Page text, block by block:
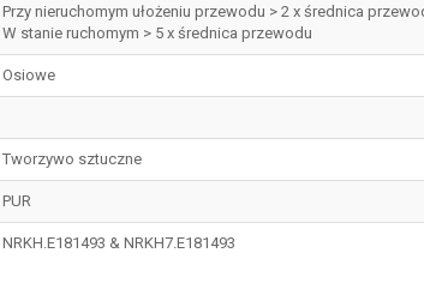
Przy nieruchomym ułożeniu przewodu > 2 x średnica
W stanie ruchomym > 5 x średnica przewodu
Osiowe
Tworzywo sztuczne
PUR
NRKH.E181493 & NRKH7.E181493